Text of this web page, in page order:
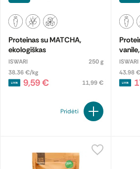
Proteinas su MATCHA,
ekologiškas
ISWARI
250 g
38.36 €/kg
9,59 € 11,99 €
Pridėti
ISWARI
43.98